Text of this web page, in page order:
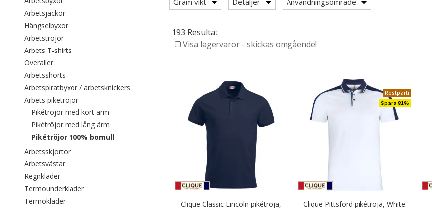
ArbetsjackorFiltrera efter category: Arbetsjackor
HängselbyxorFiltrera efter category: Hängselbyxor
ArbetströjorFiltrera efter category: Arbetströjor
Arbets T-shirts Filtrera efter category: Arbets T-shirts
OverallerFiltrera efter category: Overaller
Arbetsshorts
Arbetspiratbyxor / arbetsknickers Filtrera efter category: Arbetspiratbyxor / arbetsknickers
Arbets piketröjorFiltrera efter category: Arbets piketröjor
Pikétröjor med kort ärmFiltrera efter category: Pikétröjor med kort ärm
Pikétröjor med lång ärmFiltrera efter category: Pikétröjor med lång ärm
Pikétröjor 100% bomullValda För närvarande sorterad efter category: Pikétröjor 100% bomull
ArbetsskjortorFiltrera efter category: Arbetsskjortor
ArbetsvästarFiltrera efter category: Arbetsvästar
RegnkläderFiltrera efter category: Regnkläder
TermounderkläderFiltrera efter category: Termounderkläder
TermokläderFiltrera efter category: Termokläder
Gram vikt Detaljer Användningsområde
193 Resultat
Visa lagervaror - skickas omgående!
Clique Classic Lincoln pikétröja,
Restparti
Spara 81%
Clique Pittsford pikétröja, White